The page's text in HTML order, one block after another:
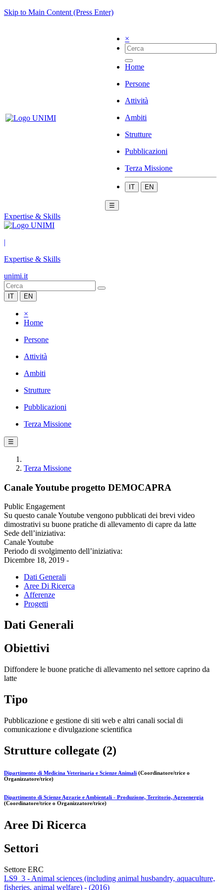
Skip to Main Content (Press Enter)
×
Home
Persone
Attività
Ambiti
Strutture
Pubblicazioni
Terza Missione
IT EN
☰
Expertise & Skills
|
Expertise & Skills
unimi.it
IT EN
×
Home
Persone
Attività
Ambiti
Strutture
Pubblicazioni
Terza Missione
☰
Terza Missione
Canale Youtube progetto DEMOCAPRA
Public Engagement
Su questo canale Youtube vengono pubblicati dei brevi video
dimostrativi su buone pratiche di allevamento di capre da latte
Sede dell’iniziativa:
Canale Youtube
Periodo di svolgimento dell’iniziativa:
Dicembre 18, 2019 -
Dati Generali
Aree Di Ricerca
Afferenze
Progetti
Dati Generali
Obiettivi
Diffondere le buone pratiche di allevamento nel settore caprino da
latte
Tipo
Pubblicazione e gestione di siti web e altri canali social di
comunicazione e divulgazione scientifica
Strutture collegate (2)
Dipartimento di Medicina Veterinaria e Scienze Animali (Coordinatore/trice o
Organizzatore/trice)
Dipartimento di Scienze Agrarie e Ambientali - Produzione, Territorio, Agroenergia
(Coordinatore/trice o Organizzatore/trice)
Aree Di Ricerca
Settori
Settore ERC
LS9_3 - Animal sciences (including animal husbandry, aquaculture,
fisheries, animal welfare) - (2016)